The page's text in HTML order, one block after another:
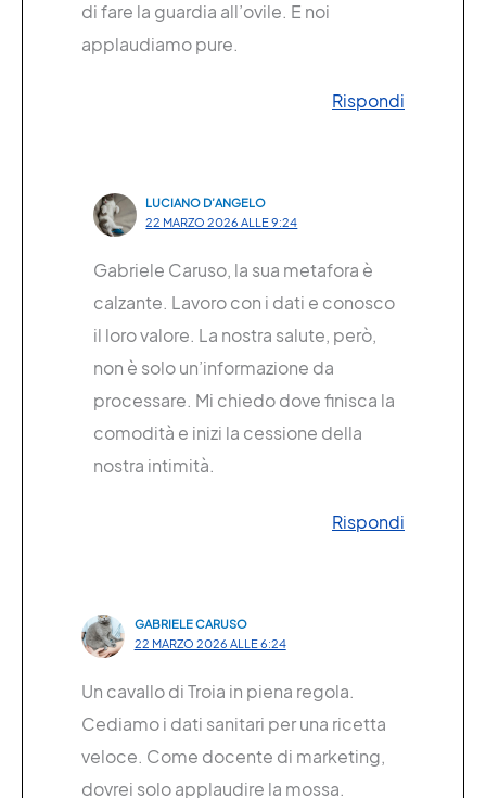
di fare la guardia all’ovile. E noi
applaudiamo pure.
Rispondi
LUCIANO D’ANGELO
22 MARZO 2026 ALLE 9:24
Gabriele Caruso, la sua metafora è
calzante. Lavoro con i dati e conosco
il loro valore. La nostra salute, però,
non è solo un’informazione da
processare. Mi chiedo dove finisca la
comodità e inizi la cessione della
nostra intimità.
Rispondi
GABRIELE CARUSO
22 MARZO 2026 ALLE 6:24
Un cavallo di Troia in piena regola.
Cediamo i dati sanitari per una ricetta
veloce. Come docente di marketing,
dovrei solo applaudire la mossa.